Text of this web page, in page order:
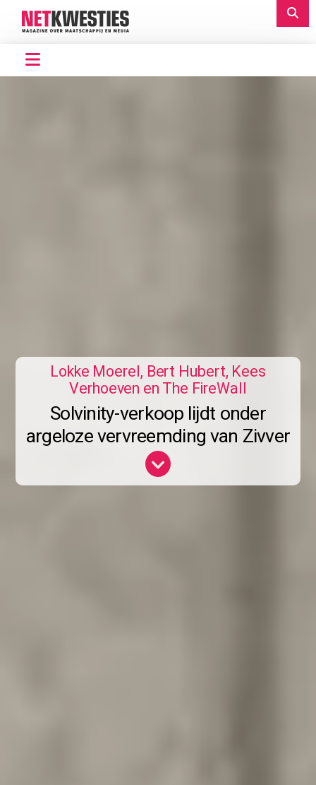
Lokke Moerel, Bert Hubert, Kees
Verhoeven en The FireWall
Solvinity-verkoop lijdt onder
argeloze vervreemding van Zivver